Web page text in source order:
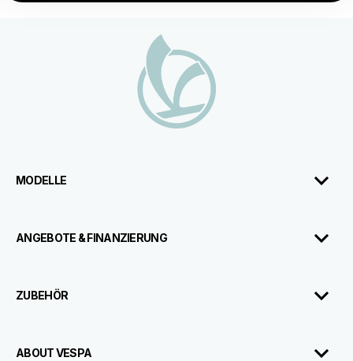
MODELLE
ANGEBOTE & FINANZIERUNG
ZUBEHÖR
ABOUT VESPA